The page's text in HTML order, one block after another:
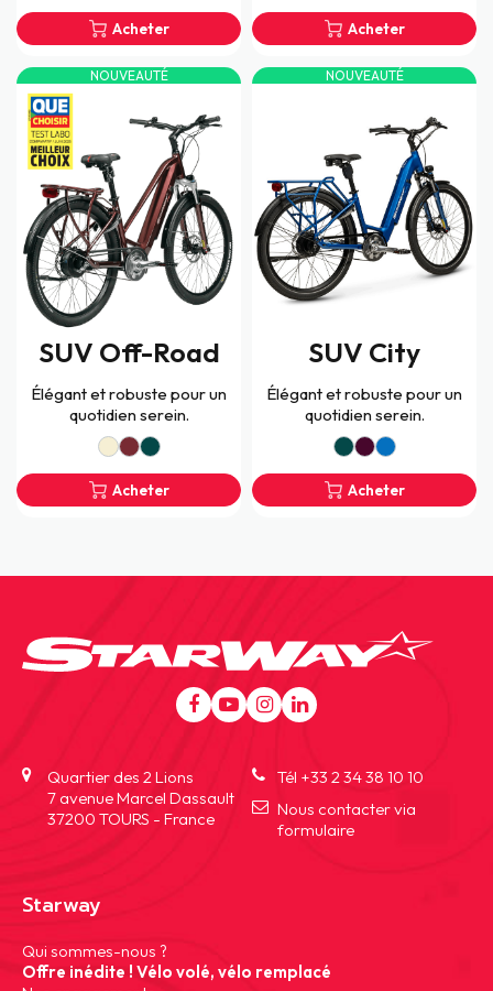
Acheter Acheter
NOUVEAUTÉ
SUV Off-Road
Élégant et robuste pour un
quotidien serein.
Acheter
NOUVEAUTÉ
SUV City
Élégant et robuste pour un
quotidien serein.
Acheter
Quartier des 2 Lions
7 avenue Marcel Dassault
37200 TOURS - France
Tél +33 2 34 38 10 10
Nous contacter via
formulaire
Starway
Aller
au
Qui sommes-nous ?
Offre inédite ! Vélo volé, vélo remplacé